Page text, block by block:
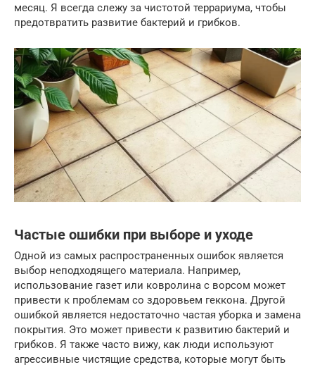
месяц. Я всегда слежу за чистотой террариума, чтобы
предотвратить развитие бактерий и грибков.
Частые ошибки при выборе и уходе
Одной из самых распространенных ошибок является
выбор неподходящего материала. Например,
использование газет или ковролина с ворсом может
привести к проблемам со здоровьем геккона. Другой
ошибкой является недостаточно частая уборка и замена
покрытия. Это может привести к развитию бактерий и
грибков. Я также часто вижу, как люди используют
агрессивные чистящие средства, которые могут быть